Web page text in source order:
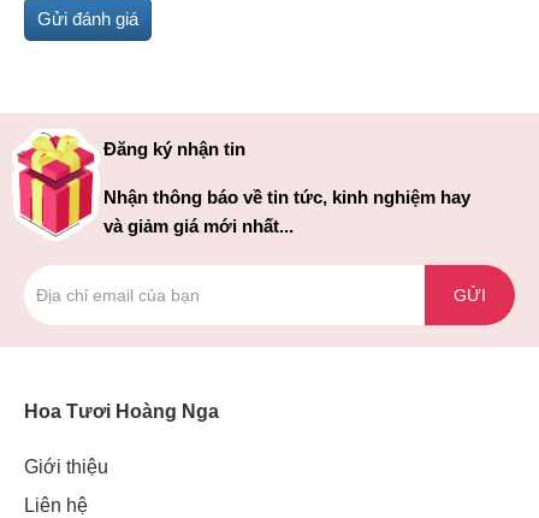
Đăng ký nhận tin
Nhận thông báo về tin tức, kinh nghiệm hay
và giảm giá mới nhất...
GỬI
Hoa Tươi Hoàng Nga
Giới thiệu
Liên hệ